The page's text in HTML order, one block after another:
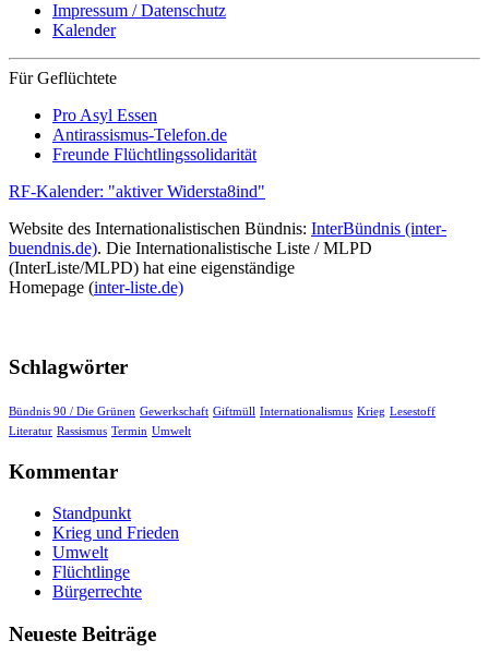
Impressum / Datenschutz
Kalender
Für Geflüchtete
Pro Asyl Essen
Antirassismus-Telefon.de
Freunde Flüchtlingssolidarität
RF-Kalender: "aktiver Widersta8ind"
Website des Internationalistischen Bündnis: InterBündnis (inter-
buendnis.de). Die Internationalistische Liste / MLPD
(InterListe/MLPD) hat eine eigenständige
Homepage (inter-liste.de)
Schlagwörter
Bündnis 90 / Die Grünen Gewerkschaft Giftmüll Internationalismus Krieg Lesestoff
Literatur Rassismus Termin Umwelt
Kommentar
Standpunkt
Krieg und Frieden
Umwelt
Flüchtlinge
Bürgerrechte
Neueste Beiträge